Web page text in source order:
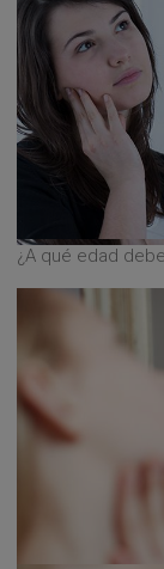
¿A qué edad